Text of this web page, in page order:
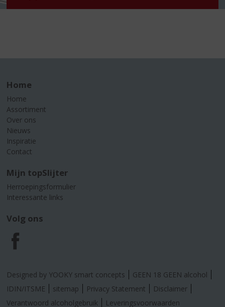
Home
Home
Assortiment
Over ons
Nieuws
Inspiratie
Contact
Mijn topSlijter
Herroepingsformulier
Interessante links
Volg ons
F
a
c
Designed by YOOKY smart concepts
GEEN 18 GEEN alcohol
IDIN/ITSME
sitemap Privacy Statement
Disclaimer
Verantwoord alcoholgebruik
Leveringsvoorwaarden